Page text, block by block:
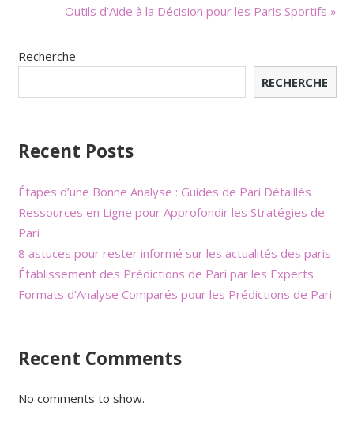
l’article
Outils d’Aide à la Décision pour les Paris Sportifs »
Recherche
RECHERCHE
Recent Posts
Étapes d’une Bonne Analyse : Guides de Pari Détaillés
Ressources en Ligne pour Approfondir les Stratégies de
Pari
8 astuces pour rester informé sur les actualités des paris
Établissement des Prédictions de Pari par les Experts
Formats d’Analyse Comparés pour les Prédictions de Pari
Recent Comments
No comments to show.